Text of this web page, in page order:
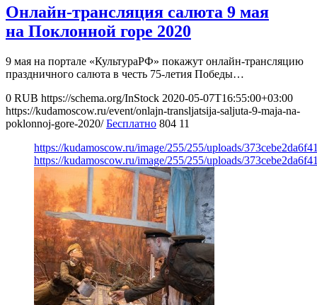
Онлайн-трансляция салюта 9 мая
на Поклонной горе 2020
9 мая на портале «КультураРФ» покажут онлайн-трансляцию
праздничного салюта в честь 75-летия Победы…
0 RUB https://schema.org/InStock 2020-05-07T16:55:00+03:00
https://kudamoscow.ru/event/onlajn-transljatsija-saljuta-9-maja-na-
poklonnoj-gore-2020/ Бесплатно 804 11
https://kudamoscow.ru/image/255/255/uploads/
https://kudamoscow.ru/image/255/255/uploads/